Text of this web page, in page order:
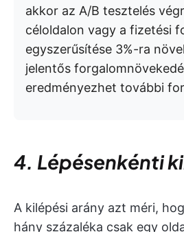
akkor az A/B tesztelés
céloldalon vagy a fizetési
egyszerűsítése 3%-ra
jelentős
eredményezhet további
4. Lépésenkénti
A kilépési arány azt méri,
hány százaléka csak egy